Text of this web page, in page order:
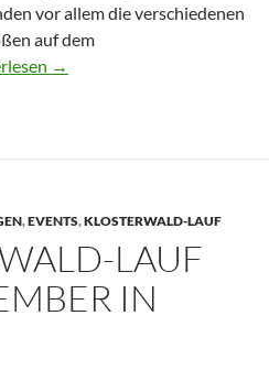
vor allem die verschiedenen
auf dem
Erfolge bei
→
,EVENTS,KLOSTERWALD-LAUF
LAUF
IN